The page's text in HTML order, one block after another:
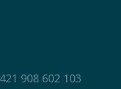
908 602 103